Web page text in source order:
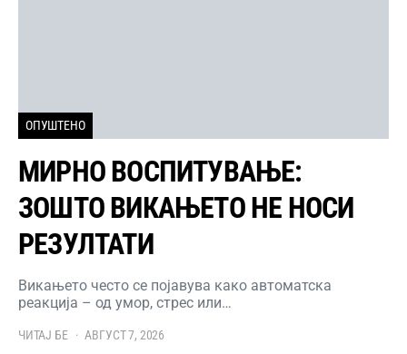
ОПУШТЕНО
МИРНО ВОСПИТУВАЊЕ:
ЗОШТО ВИКАЊЕТО НЕ НОСИ
РЕЗУЛТАТИ
Викањето често се појавува како автоматска
реакција – од умор, стрес или…
ЧИТАЈ БЕ АВГУСТ 7, 2026